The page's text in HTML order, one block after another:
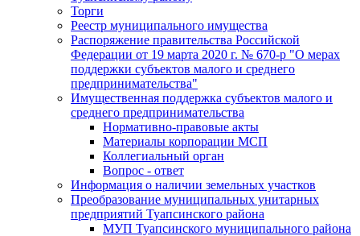
Торги
Реестр муниципального имущества
Распоряжение правительства Российской
Федерации от 19 марта 2020 г. № 670-р "О мерах
поддержки субъектов малого и среднего
предпринимательства"
Имущественная поддержка субъектов малого и
среднего предпринимательства
Нормативно-правовые акты
Материалы корпорации МСП
Коллегиальный орган
Вопрос - ответ
Информация о наличии земельных участков
Преобразование муниципальных унитарных
предприятий Туапсинского района
МУП Туапсинского муниципального района